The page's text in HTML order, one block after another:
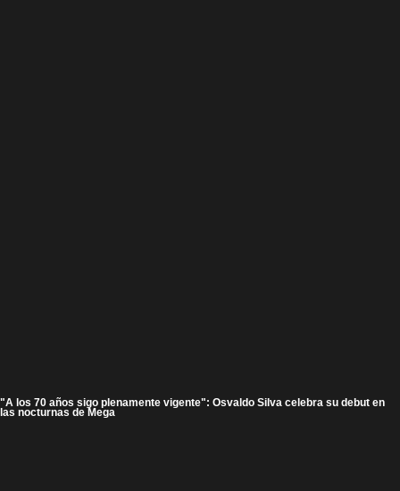
"A los 70 años sigo plenamente vigente": Osvaldo Silva celebra su debut en
las nocturnas de Mega